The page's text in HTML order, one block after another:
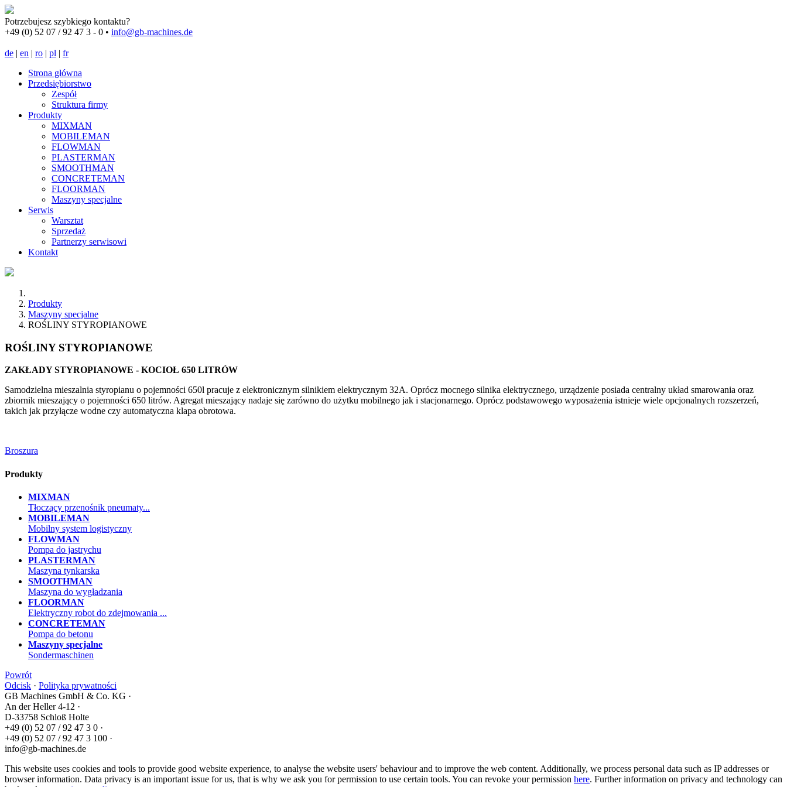
Potrzebujesz szybkiego kontaktu?
+49 (0) 52 07 / 92 47 3 - 0 • info@gb-machines.de
de | en | ro | pl | fr
Strona główna
Przedsiębiorstwo
Zespół
Struktura firmy
Produkty
MIXMAN
MOBILEMAN
FLOWMAN
PLASTERMAN
SMOOTHMAN
CONCRETEMAN
FLOORMAN
Maszyny specjalne
Serwis
Warsztat
Sprzedaż
Partnerzy serwisowi
Kontakt
Produkty
Maszyny specjalne
ROŚLINY STYROPIANOWE
ROŚLINY STYROPIANOWE
ZAKŁADY STYROPIANOWE - KOCIOŁ 650 LITRÓW
Samodzielna mieszalnia styropianu o pojemności 650l pracuje z elektronicznym silnikiem elektrycznym 32A. Oprócz mocnego silnika elektrycznego, urządzenie posiada centralny układ smarowania oraz
zbiornik mieszający o pojemności 650 litrów. Agregat mieszający nadaje się zarówno do użytku mobilnego jak i stacjonarnego. Oprócz podstawowego wyposażenia istnieje wiele opcjonalnych rozszerzeń,
takich jak przyłącze wodne czy automatyczna klapa obrotowa.
Broszura
Produkty
MIXMAN
Tłoczący przenośnik pneumaty...
MOBILEMAN
Mobilny system logistyczny
FLOWMAN
Pompa do jastrychu
PLASTERMAN
Maszyna tynkarska
SMOOTHMAN
Maszyna do wygładzania
FLOORMAN
Elektryczny robot do zdejmowania ...
CONCRETEMAN
Pompa do betonu
Maszyny specjalne
Sondermaschinen
Powrót
Odcisk · Polityka prywatności
GB Machines GmbH & Co. KG ·
An der Heller 4-12 ·
D-33758 Schloß Holte
+49 (0) 52 07 / 92 47 3 0 ·
+49 (0) 52 07 / 92 47 3 100 ·
info@gb-machines.de
This website uses cookies and tools to provide good website experience, to analyse the website users' behaviour and to improve the web content. Additionally, we process personal data such as IP addresses or
browser information. Data privacy is an important issue for us, that is why we ask you for permission to use certain tools. You can revoke your permission here. Further information on privacy and technology can